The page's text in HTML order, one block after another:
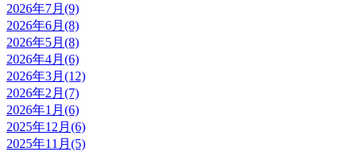
2026年7月(9)
2026年6月(8)
2026年5月(8)
2026年4月(6)
2026年3月(12)
2026年2月(7)
2026年1月(6)
2025年12月(6)
2025年11月(5)